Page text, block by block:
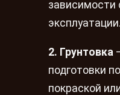
зависимости
эксплуатации.
2. Грунтовка
подготовки
покраской